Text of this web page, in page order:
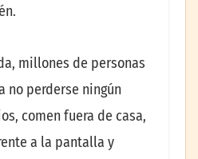
millones de personas
no perderse ningún
comen fuera de casa,
a la pantalla y